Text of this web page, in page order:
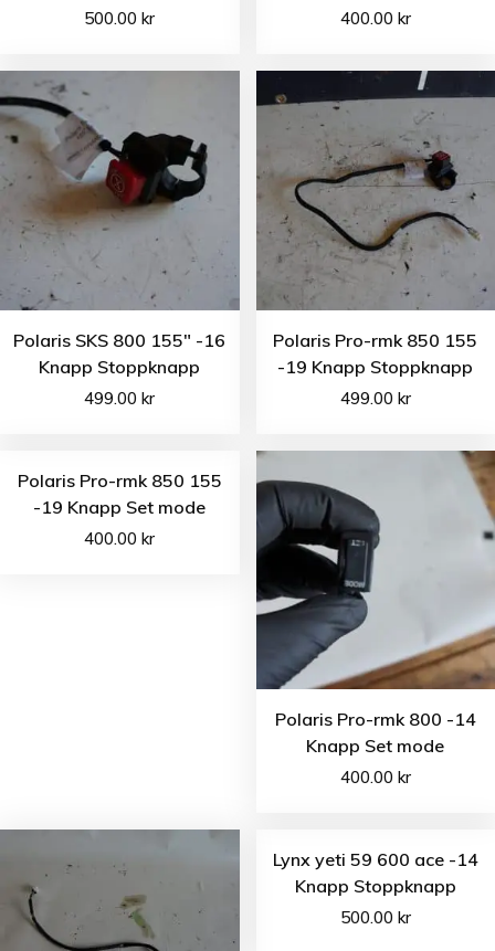
500.00kr 400.00 kr
Polaris SKS 800 155″ -16
Knapp Stoppknapp
499.00kr
Polaris Pro-rmk 850 155
-19 Knapp Stoppknapp
499.00 kr
Polaris Pro-rmk 850 155
-19 Knapp Set mode
400.00kr
Polaris Pro-rmk 800 -14
Knapp Set mode
400.00 kr
Lynx yeti 59 600 ace -14
Knapp Stoppknapp
500.00 kr